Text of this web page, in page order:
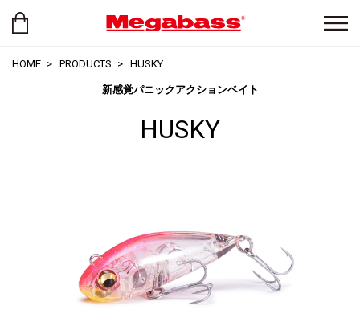
HOME PRODUCTS HUSKY
新感覚パニックアクションベイト
HUSKY